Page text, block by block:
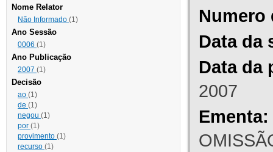
Nome Relator
Não Informado (1)
Ano Sessão
0006 (1)
Ano Publicação
2007 (1)
Decisão
ao (1)
de (1)
negou (1)
por (1)
provimento (1)
recurso (1)
Numero
Data da
Data da
2007
Ementa: